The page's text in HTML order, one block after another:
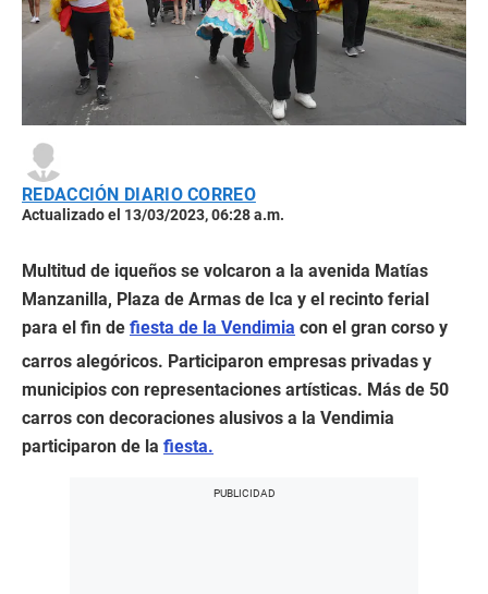
REDACCIÓN DIARIO CORREO
Actualizado el 13/03/2023, 06:28 a.m.
Multitud de iqueños se volcaron a la avenida Matías
Manzanilla, Plaza de Armas de Ica y el recinto ferial
para el fin de fiesta de la Vendimia con el gran corso y
carros alegóricos. Participaron empresas privadas y
municipios con representaciones artísticas. Más de 50
carros con decoraciones alusivos a la Vendimia
participaron de la fiesta.